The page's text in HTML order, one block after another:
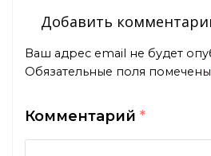
Добавить
Ваш адрес email не будет
Обязательные поля помечены
Комментарий *